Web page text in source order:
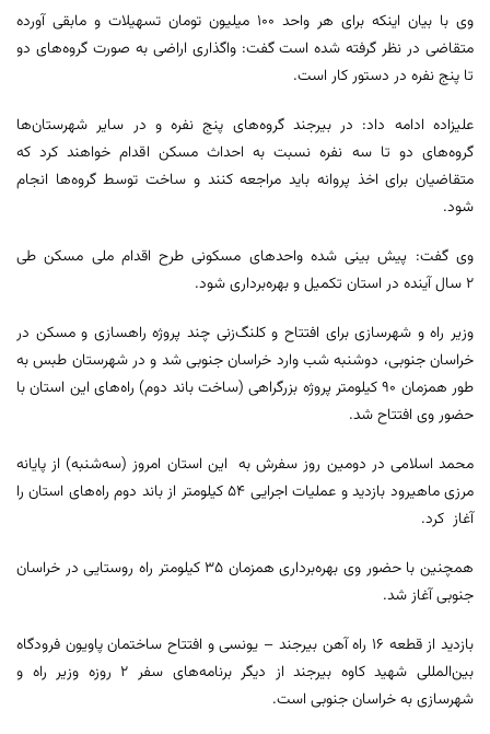
وی با بیان اینکه برای هر واحد ۱۰۰ میلیون تومان تسهیلات و مابقی آورده
متقاضی در نظر گرفته شده است گفت: واگذاری اراضی به صورت گروه‌های دو
تا پنج نفره در دستور کار است.
علیزاده ادامه داد: در بیرجند گروه‌های پنج نفره و در سایر شهرستان‌ها
گروه‌های دو تا سه نفره نسبت به احداث مسکن اقدام خواهند کرد که
متقاضیان برای اخذ پروانه باید مراجعه کنند و ساخت توسط گروه‌ها انجام
شود.
وی گفت: پیش بینی شده واحدهای مسکونی طرح اقدام ملی مسکن طی
۲ سال آینده در استان تکمیل و بهره‌برداری شود.
وزیر راه و شهرسازی برای افتتاح و کلنگ‌زنی چند پروژه راهسازی و مسکن در
خراسان جنوبی، دوشنبه شب وارد خراسان جنوبی شد و در شهرستان طبس به
طور همزمان ۹۰ کیلومتر پروژه بزرگراهی (ساخت باند دوم) راه‌های این استان با
حضور وی افتتاح شد.
محمد اسلامی در دومین روز سفرش به این استان امروز (سه‌شنبه) از پایانه
مرزی ماهیرود بازدید و عملیات اجرایی ۵۴ کیلومتر از باند دوم راه‌های استان را
آغاز کرد.
همچنین با حضور وی بهره‌برداری همزمان ۳۵ کیلومتر راه روستایی در خراسان
جنوبی آغاز شد.
بازدید از قطعه ۱۶ راه آهن بیرجند – یونسی و افتتاح ساختمان پاویون فرودگاه
بین‌المللی شهید کاوه بیرجند از دیگر برنامه‌های سفر ۲ روزه وزیر راه و
شهرسازی به خراسان جنوبی است.